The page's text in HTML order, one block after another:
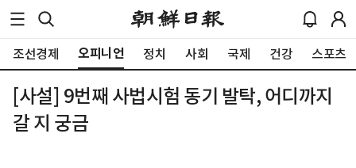
조선경제 오피니언 정치 사회 국제 건강 스포츠
[사설] 9번째 사법시험 동기 발탁, 어디까지
갈 지 궁금